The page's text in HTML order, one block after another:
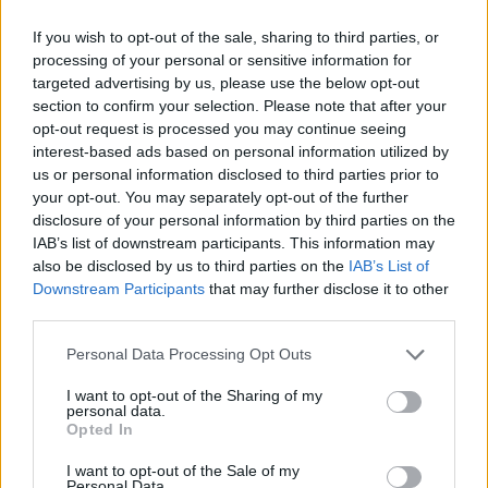
If you wish to opt-out of the sale, sharing to third parties, or
processing of your personal or sensitive information for
targeted advertising by us, please use the below opt-out
section to confirm your selection. Please note that after your
opt-out request is processed you may continue seeing
interest-based ads based on personal information utilized by
us or personal information disclosed to third parties prior to
your opt-out. You may separately opt-out of the further
disclosure of your personal information by third parties on the
IAB’s list of downstream participants. This information may
also be disclosed by us to third parties on the IAB’s List of
Downstream Participants that may further disclose it to other
Please note that this website/app uses one or more Google
not limited to your visit or usage behaviour. You may click to
grant or deny consent to Google and its third-party tags to
use your data for below specified purposes in below Google
consent section.
Personal Data Processing Opt Outs
I want to opt-out of the Sharing of my
personal data.
Opted In
I want to opt-out of the Sale of my
ενέργειες αφιλοκερδώς σε μια εποχή που ο χρόνος
και η εικόνα του χρυσοπληρώνονται από τα brands
που θέλουν να συνδεθούν μαζί του. Με άλλα λόγια
χάνει λεφτά ή και πετάει λεφτά επειδή δεν είναι
αυτά που τρέφουν την ψυχή του. Τρέφεται από την
ικανοποίηση ότι στηρίζει με τη στάση του χιλιάδες
ανθρώπους που το έχουν ανάγκη. Και αυτή η
τροφή τον δυναμώνει τόσο που να αντέχει σε κάθε
συμπεριφορά που μπορεί να τον πληγώνει, διότι
δεν είμαστε όλοι που τασόμαστε με τέτοια θέρμη
στο πλευρό του, υπάρχουν και οι άλλοι και καμιά
φορά τους άλλους τους αφήνουμε να παράξουν
μεγαλύτερο θόρυβο από το δικό μας
χειροκρότημα.